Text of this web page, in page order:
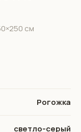
см
Рогожка
светло-серый